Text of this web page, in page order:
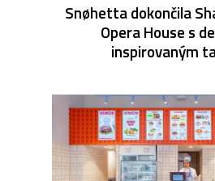
Snøhetta dokončila
Opera House s
inspirovaným